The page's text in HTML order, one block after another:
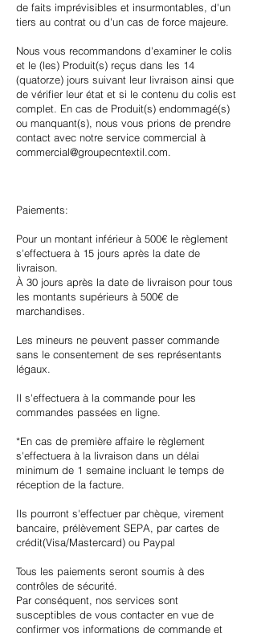
de faits imprévisibles et insurmontables, d'un
tiers au contrat ou d'un cas de force majeure.
Nous vous recommandons d'examiner le colis
et le (les) Produit(s) reçus dans les 14
(quatorze) jours suivant leur livraison ainsi que
de vérifier leur état et si le contenu du colis est
complet. En cas de Produit(s) endommagé(s)
ou manquant(s), nous vous prions de prendre
contact avec notre service commercial à
commercial@groupecntextil.com.
Paiements:
Pour un montant inférieur à 500€ le règlement
s'effectuera à 15 jours après la date de
livraison.
À 30 jours après la date de livraison pour tous
les montants supérieurs à 500€ de
marchandises.
Les mineurs ne peuvent passer commande
sans le consentement de ses représentants
légaux.
Il s'effectuera à la commande pour les
commandes passées en ligne.
*En cas de première affaire le règlement
s'effectuera à la livraison dans un délai
minimum de 1 semaine incluant le temps de
réception de la facture.
Ils pourront s'effectuer par chèque, virement
bancaire, prélèvement SEPA, par cartes de
crédit(Visa/Mastercard) ou Paypal
Tous les paiements seront soumis à des
contrôles de sécurité.
Par conséquent, nos services sont
susceptibles de vous contacter en vue de
confirmer vos informations de commande et